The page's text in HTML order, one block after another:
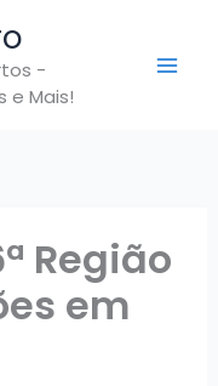
-
e Mais!
Região
em